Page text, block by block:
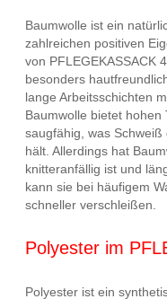
Baumwolle ist ein
zahlreichen positiven
von PFLEGEKASSACK
besonders
lange Arbeitsschichten
Baumwolle bietet
saugfähig, was
hält. Allerdings hat
knitteranfällig ist und
kann sie bei häufigem
schneller verschleißen.
Polyester im
Polyester ist ein